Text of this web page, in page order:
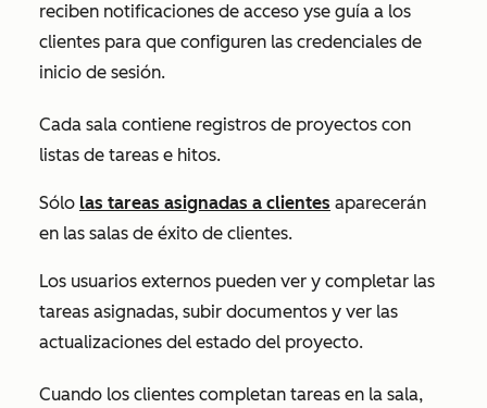
reciben notificaciones de acceso yse guía a los
clientes para que configuren las credenciales de
inicio de sesión.
Cada sala contiene registros de proyectos con
listas de tareas e hitos.
Sólo las tareas asignadas a clientes aparecerán
en las salas de éxito de clientes.
Los usuarios externos pueden ver y completar las
tareas asignadas, subir documentos y ver las
actualizaciones del estado del proyecto.
Cuando los clientes completan tareas en la sala,